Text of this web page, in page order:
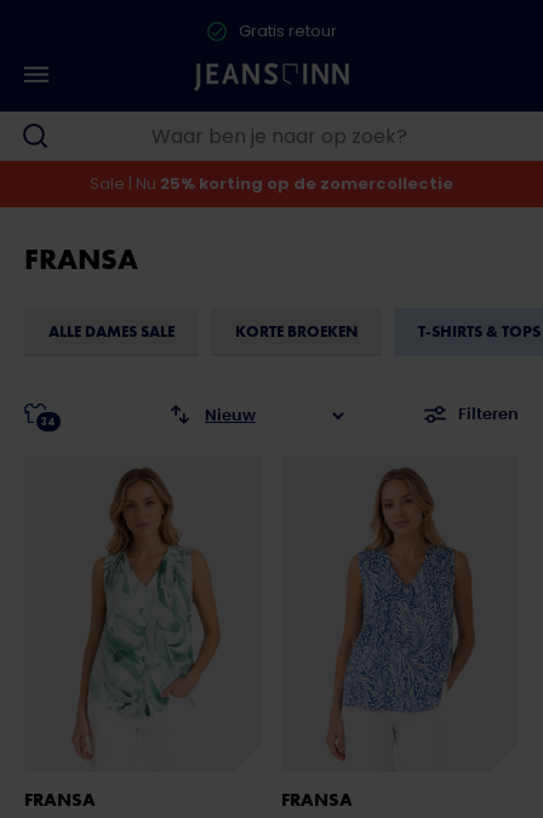
Gratis retour
Sale | Nu 25% korting op de zomercollectie
FRANSA
ALLE DAMES SALE KORTE BROEKEN T-SHIRTS & TOPS
Filteren
34
FRANSA FRANSA